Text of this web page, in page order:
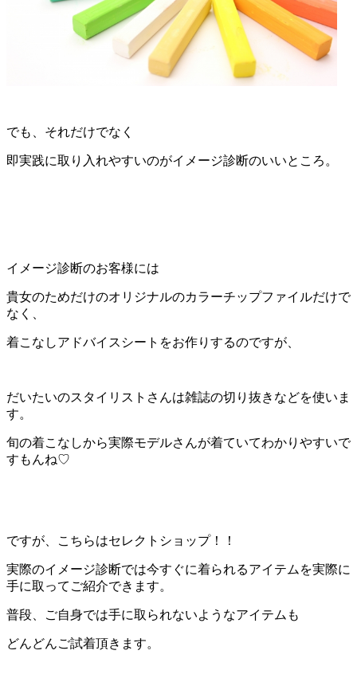
でも、それだけでなく
即実践に取り入れやすいのがイメージ診断のいいところ。
イメージ診断のお客様には
貴女のためだけのオリジナルのカラーチップファイルだけで
なく、
着こなしアドバイスシートをお作りするのですが、
だいたいのスタイリストさんは雑誌の切り抜きなどを使いま
す。
旬の着こなしから実際モデルさんが着ていてわかりやすいで
すもんね♡
ですが、こちらはセレクトショップ！！
実際のイメージ診断では今すぐに着られるアイテムを実際に
手に取ってご紹介できます。
普段、ご自身では手に取られないようなアイテムも
どんどんご試着頂きます。